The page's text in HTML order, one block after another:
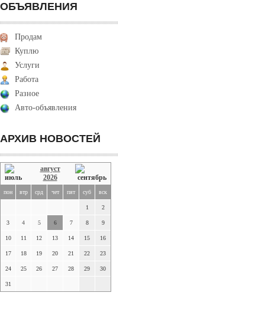
ОБЪЯВЛЕНИЯ
Продам
Куплю
Услуги
Работа
Разное
Авто-объявления
АРХИВ НОВОСТЕЙ
август
2026
пон втр срд чет пят суб вск
1 2
3 4 5 6 7 8 9
10 11 12 13 14 15 16
17 18 19 20 21 22 23
24 25 26 27 28 29 30
31